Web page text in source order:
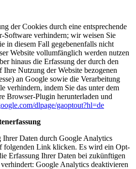
der Cookies durch eine entsprechende
Software verhindern; wir weisen Sie
in diesem Fall gegebenenfalls nicht
Website vollumfänglich werden nutzen
hinaus die Erfassung der durch den
Ihre Nutzung der Website bezogenen
an Google sowie die Verarbeitung
verhindern, indem Sie das unter dem
Browser-Plugin herunterladen und
dlpage/gaoptout?hl=de
Ihrer Daten durch Google Analytics
folgenden Link klicken. Es wird ein Opt-
Erfassung Ihrer Daten bei zukünftigen
Google Analytics deaktivieren